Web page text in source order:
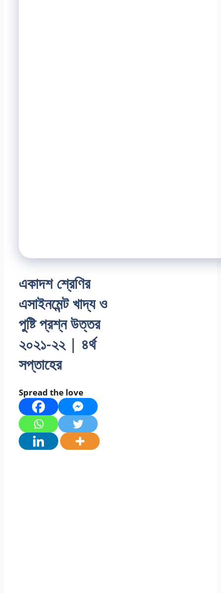
একাদশ শ্রেণির
এসাইনমেন্ট খাদ্য ও
পুষ্টি প্রশ্ন উত্তর
২০২১-২২ | ৪র্থ
সপ্তাহের
Spread the love